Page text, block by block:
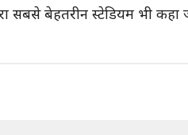
सबसे बेहतरीन स्टेडियम भी